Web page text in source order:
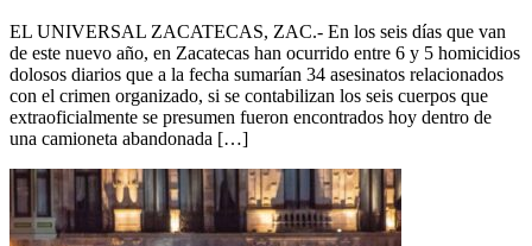
EL UNIVERSAL ZACATECAS, ZAC.- En los seis días que van
de este nuevo año, en Zacatecas han ocurrido entre 6 y 5 homicidios
dolosos diarios que a la fecha sumarían 34 asesinatos relacionados
con el crimen organizado, si se contabilizan los seis cuerpos que
extraoficialmente se presumen fueron encontrados hoy dentro de
una camioneta abandonada […]